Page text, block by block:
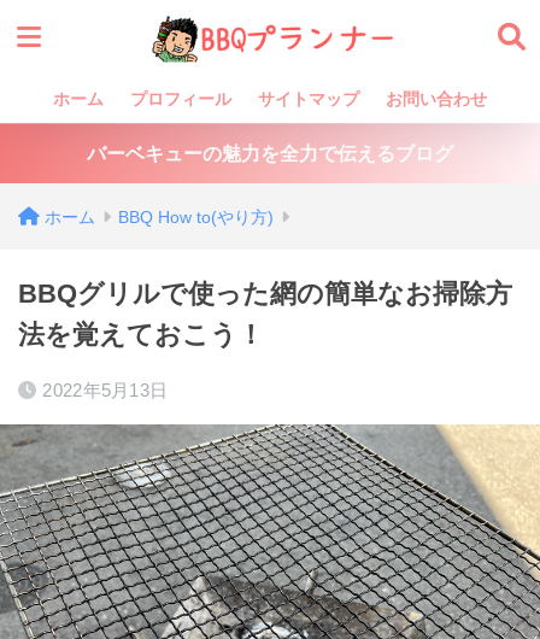
ホーム プロフィール サイトマップ お問い合わせ
バーベキューの魅力を全力で伝えるブログ
ホーム BBQ How to(やり方)
BBQグリルで使った網の簡単なお掃除方
法を覚えておこう！
2022年5月13日